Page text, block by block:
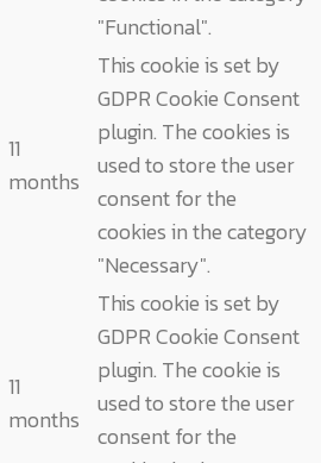
"Functional".
11
months
This cookie is set by
GDPR Cookie Consent
plugin. The cookies is
used to store the user
consent for the
cookies in the category
"Necessary".
11
months
This cookie is set by
GDPR Cookie Consent
plugin. The cookie is
used to store the user
consent for the